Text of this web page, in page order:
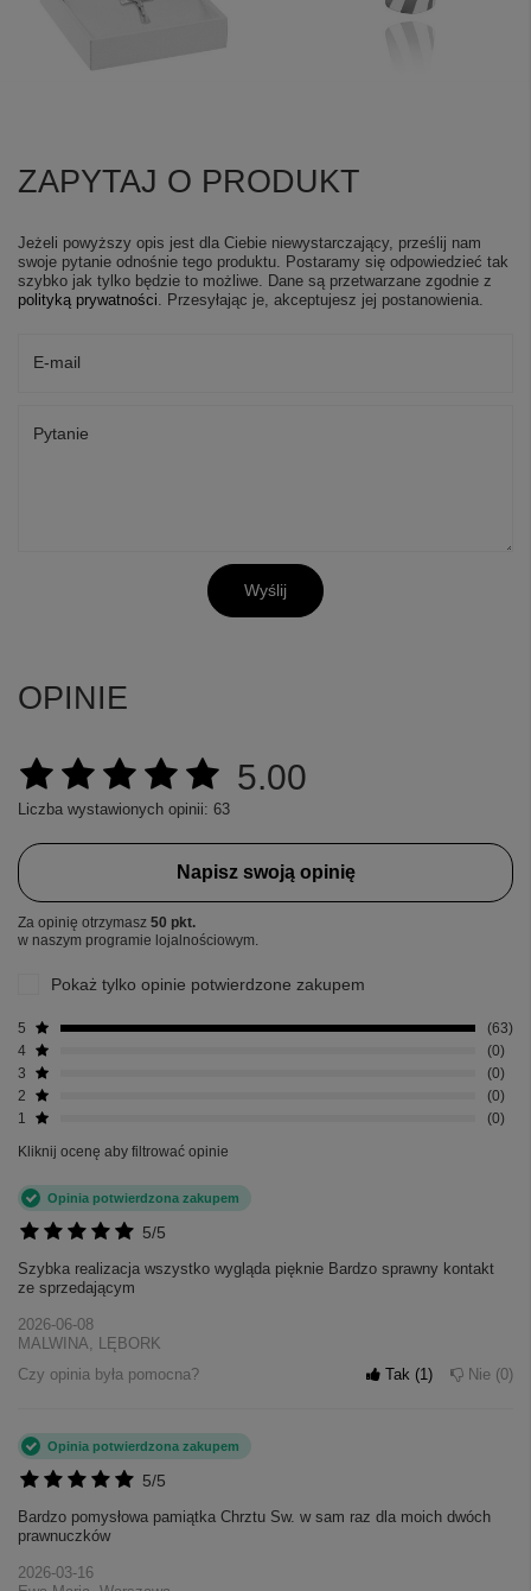
ZAPYTAJ O PRODUKT
Jeżeli powyższy opis jest dla Ciebie niewystarczający, prześlij nam
swoje pytanie odnośnie tego produktu. Postaramy się odpowiedzieć tak
szybko jak tylko będzie to możliwe. Dane są przetwarzane zgodnie z
polityką prywatności . Przesyłając je, akceptujesz jej postanowienia.
E-mail
Pytanie
Wyślij
OPINIE
5.00
Liczba wystawionych opinii: 63
Napisz swoją opinię
Za opinię otrzymasz 50 pkt.
w naszym programie lojalnościowym.
Pokaż tylko opinie potwierdzone zakupem
5
63
4
0
3
0
2
0
1
0
Kliknij ocenę aby filtrować opinie
5/5
Opinia potwierdzona zakupem
Szybka realizacja wszystko wygląda pięknie Bardzo sprawny kontakt
ze sprzedającym
2026-06-08
MALWINA, LĘBORK
Czy opinia była pomocna?
Tak 1 Nie 0
5/5
Opinia potwierdzona zakupem
Bardzo pomysłowa pamiątka Chrztu Sw. w sam raz dla moich dwóch
prawnuczków
2026-03-16